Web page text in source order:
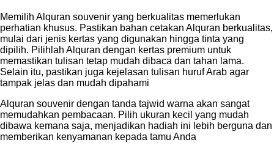
Memilih Alquran souvenir yang berkualitas memerlukan
perhatian khusus. Pastikan bahan cetakan Alquran berkualitas,
mulai dari jenis kertas yang digunakan hingga tinta yang
dipilih. Pilihlah Alquran dengan kertas premium untuk
memastikan tulisan tetap mudah dibaca dan tahan lama.
Selain itu, pastikan juga kejelasan tulisan huruf Arab agar
tampak jelas dan mudah dipahami
Alquran souvenir dengan tanda tajwid warna akan sangat
memudahkan pembacaan. Pilih ukuran kecil yang mudah
dibawa kemana saja, menjadikan hadiah ini lebih berguna dan
memberikan kenyamanan kepada tamu Anda